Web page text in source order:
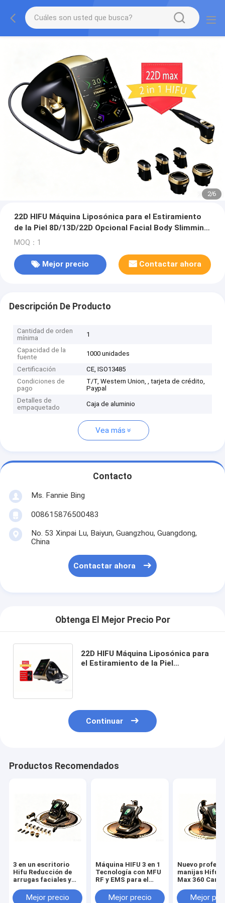
2/6
22D HIFU Máquina Liposónica para el Estiramiento
de la Piel 8D/13D/22D Opcional Facial Body Slimming
Beauty Device Alta Intensidad de Foco Ultrasonido
MOQ：1
Mejor precio Contactar ahora
Descripción De Producto
Cantidad de orden
mínima
1
Capacidad de la
fuente
1000 unidades
Certificación
CE, ISO13485
Condiciones de
pago
T/T, Western Union, , tarjeta de crédito,
Paypal
Detalles de
empaquetado
Caja de aluminio
Vea más
Contacto
Ms. Fannie Bing
008615876500483
No. 53 Xinpai Lu, Baiyun, Guangzhou, Guangdong,
China
Contactar ahora
Obtenga El Mejor Precio Por
22D HIFU Máquina Liposónica para
el Estiramiento de la Piel
Continuar
Productos Recomendados
3 en un escritorio
Hifu Reducción de
arrugas faciales y
de la pielMejor precio
Máquina HIFU 3 en 1
Tecnología con MFU
RF y EMS para el
integral de la piel
Mejor precio
Nuevo
manijas Hifu
Max 360 Cara
cuerpoMejor